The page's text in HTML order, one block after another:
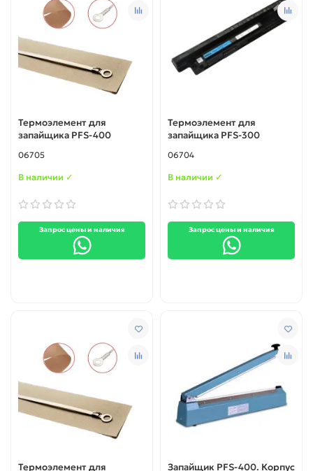
Термоэлемент для
запайщика PFS-400
06705
В наличии ✓
Запрос цены и наличия
Термоэлемент для
запайщика PFS-300
06704
В наличии ✓
Запрос цены и наличия
Термоэлемент для
Запайщик PFS-400. Корпус